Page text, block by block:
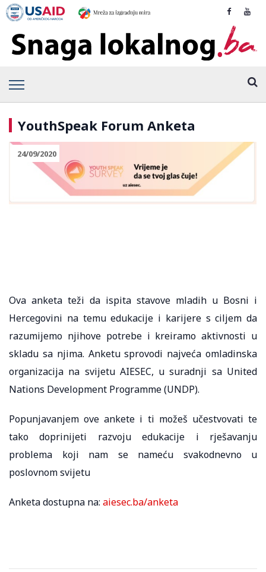
YouthSpeak Forum Anketa
24/09/2020
Ova anketa teži da ispita stavove mladih u Bosni i
Hercegovini na temu edukacije i karijere s ciljem da
razumijemo njihove potrebe i kreiramo aktivnosti u
skladu sa njima. Anketu sprovodi najveća omladinska
organizacija na svijetu AIESEC, u suradnji sa United
Nations Development Programme (UNDP).
Popunjavanjem ove ankete i ti možeš učestvovati te
tako doprinijeti razvoju edukacije i rješavanju
problema koji nam se nameću svakodnevno u
poslovnom svijetu
Anketa dostupna na: aiesec.ba/anketa